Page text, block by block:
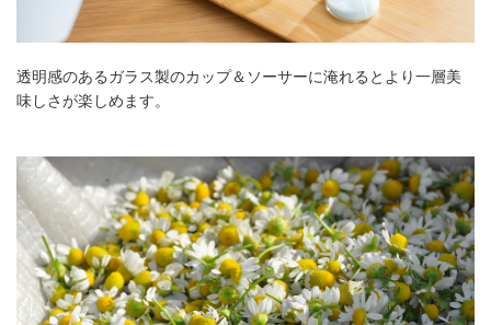
透明感のあるガラス製のカップ＆ソーサーに淹れるとより一層美
味しさが楽しめます。